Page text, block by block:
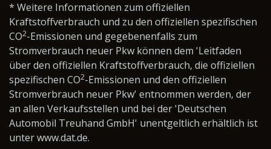
* Weitere Informationen zum offiziellen
Kraftstoffverbrauch und zu den offiziellen spezifischen
CO2-Emissionen und gegebenenfalls zum
Stromverbrauch neuer Pkw können dem 'Leitfaden
über den offiziellen Kraftstoffverbrauch, die offiziellen
spezifischen CO2-Emissionen und den offiziellen
Stromverbrauch neuer Pkw' entnommen werden, der
an allen Verkaufsstellen und bei der 'Deutschen
Automobil Treuhand GmbH' unentgeltlich erhältlich ist
unter www.dat.de.